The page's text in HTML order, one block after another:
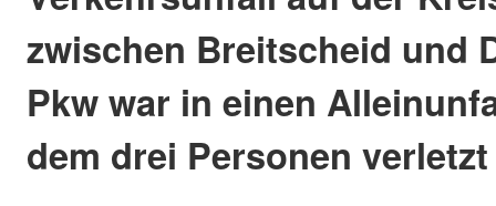
zwischen Breitscheid und
Pkw war in einen
dem drei Personen